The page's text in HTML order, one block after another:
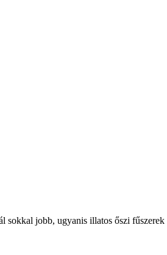
sokkal jobb, ugyanis illatos őszi